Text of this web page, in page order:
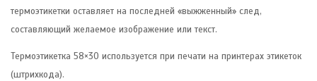
термоэтикетки оставляет на последней «выжженный» след,
составляющий желаемое изображение или текст.
Термоэтикетка 58×30 используется при печати на принтерах этикеток
(штрихкода).